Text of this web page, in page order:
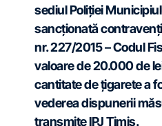
sediul Poliției
sancționată
nr. 227/2015 – Codul
valoare de 20.000 de
cantitate de țigarete a
vederea dispunerii
transmite IPJ Timiș.